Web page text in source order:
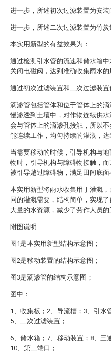
进一步，所述初次过滤装置为安装
进一步，所述二次过滤装置为竹炭
本实用新型的有益效果为：
通过检测引水管的流速和储水箱
关闭电磁阀，达到准确收集雨水的
通过初次过滤装置和二次过滤装置
滴渗管包括管体和位于管体上的
慢渗透到土壤中，对作物连续供
会与管体上的滴渗孔接触，所以
能连续工作，均匀持续的灌溉，达
当需要移动的时候，引导机构与
物时，引导机构与障碍物接触，
被引导越过障碍物，满足田间底面
本实用新型将雨水收集用于灌溉
同的灌溉需要，结构简单，实现
大量的水资源，减少了劳作人员的
附图说明
图1是本实用新型结构示意图；
图2是移动装置的结构示意图；
图3是滴渗管的结构示意图；
图中：
1、收集板；2、导流槽；3、引水
5、二次过滤装置；
6、储水箱；7、移动装置；8、三
10、第二端口；